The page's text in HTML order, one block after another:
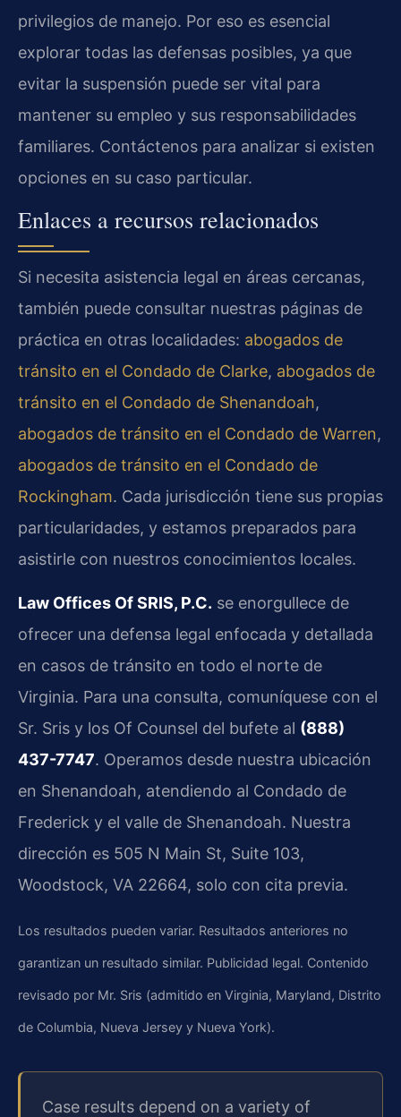
privilegios de manejo. Por eso es esencial
explorar todas las defensas posibles, ya que
evitar la suspensión puede ser vital para
mantener su empleo y sus responsabilidades
familiares. Contáctenos para analizar si existen
opciones en su caso particular.
Enlaces a recursos relacionados
Si necesita asistencia legal en áreas cercanas,
también puede consultar nuestras páginas de
práctica en otras localidades: abogados de
tránsito en el Condado de Clarke, abogados de
tránsito en el Condado de Shenandoah,
abogados de tránsito en el Condado de Warren,
abogados de tránsito en el Condado de
Rockingham. Cada jurisdicción tiene sus propias
particularidades, y estamos preparados para
asistirle con nuestros conocimientos locales.
Law Offices Of SRIS, P.C. se enorgullece de
ofrecer una defensa legal enfocada y detallada
en casos de tránsito en todo el norte de
Virginia. Para una consulta, comuníquese con el
Sr. Sris y los Of Counsel del bufete al (888)
437-7747. Operamos desde nuestra ubicación
en Shenandoah, atendiendo al Condado de
Frederick y el valle de Shenandoah. Nuestra
dirección es 505 N Main St, Suite 103,
Woodstock, VA 22664, solo con cita previa.
Los resultados pueden variar. Resultados anteriores no
garantizan un resultado similar. Publicidad legal. Contenido
revisado por Mr. Sris (admitido en Virginia, Maryland, Distrito
de Columbia, Nueva Jersey y Nueva York).
Case results depend on a variety of